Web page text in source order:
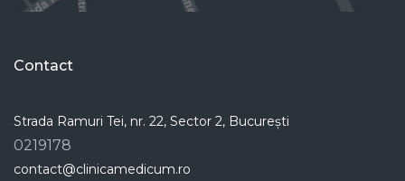
Contact
Strada Ramuri Tei, nr. 22, Sector 2, București
0219178
contact@clinicamedicum.ro